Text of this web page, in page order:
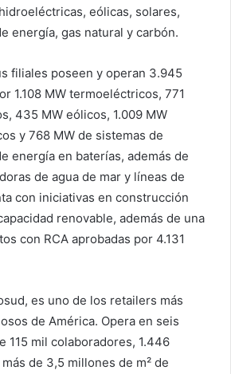
eólicas, solares,
energía, gas natural y carbón.
filiales poseen y operan 3.945
1.108 MW termoeléctricos, 771
435 MW eólicos, 1.009 MW
y 768 MW de sistemas de
energía en baterías, además de
de agua de mar y líneas de
con iniciativas en construcción
renovable, además de una
con RCA aprobadas por 4.131
es uno de los retailers más
de América. Opera en seis
115 mil colaboradores, 1.446
de 3,5 millones de m² de